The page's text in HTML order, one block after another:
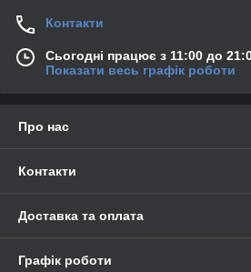
Контакти
Сьогодні працює з 11:00 до
Показати весь графік роботи
Про нас
Контакти
Доставка та оплата
Графік роботи